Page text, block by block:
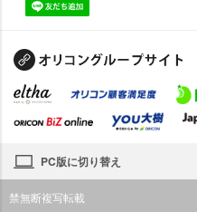
PC版に切り替え
禁無断複写転載